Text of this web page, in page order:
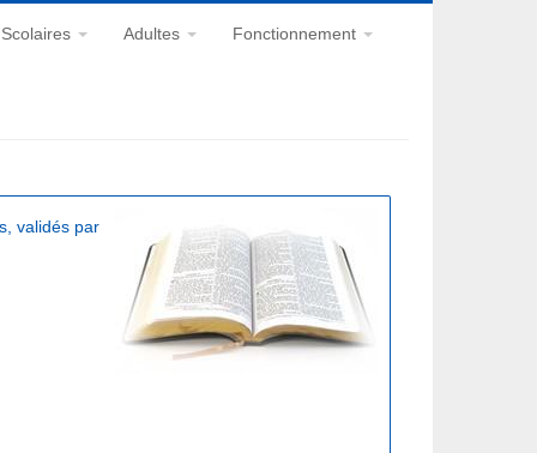
Scolaires Adultes Fonctionnement
validés par